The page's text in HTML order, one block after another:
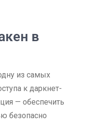
в
из самых
к даркнет-
— обеспечить
безопасно